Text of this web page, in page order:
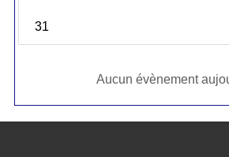
31
Aucun évènement